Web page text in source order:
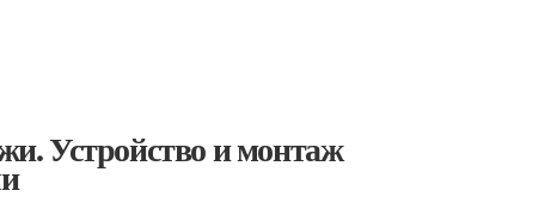
Устройство и монтаж